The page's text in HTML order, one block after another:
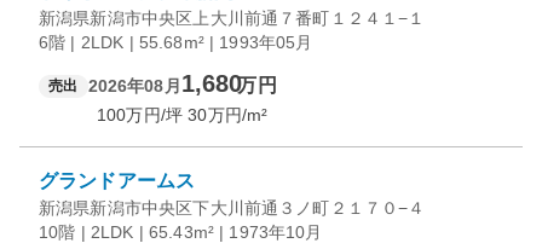
新潟県新潟市中央区上大川前通７番町１２４１−１
6階 | 2LDK | 55.68m² | 1993年05月
売出 2026年08月 1,680万円
100万円/坪 30万円/m²
グランドアームス
新潟県新潟市中央区下大川前通３ノ町２１７０−４
10階 | 2LDK | 65.43m² | 1973年10月